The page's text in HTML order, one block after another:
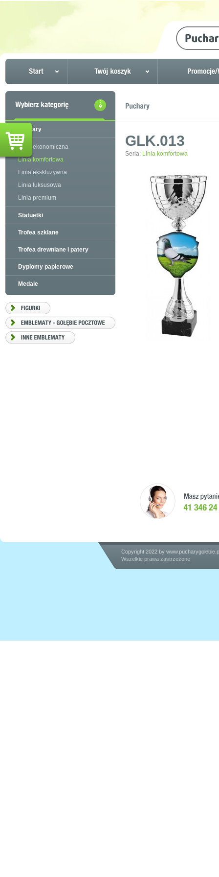
GLK.013
Seria: Linia komfortowa
Puchary
Linia ekonomiczna
Linia komfortowa
Linia ekskluzywna
Linia luksusowa
Linia premium
Statuetki
Trofea szklane
Trofea drewniane i patery
Dyplomy papierowe
Medale
Copyright 2022 by
Wszelkie prawa zastrzeżone